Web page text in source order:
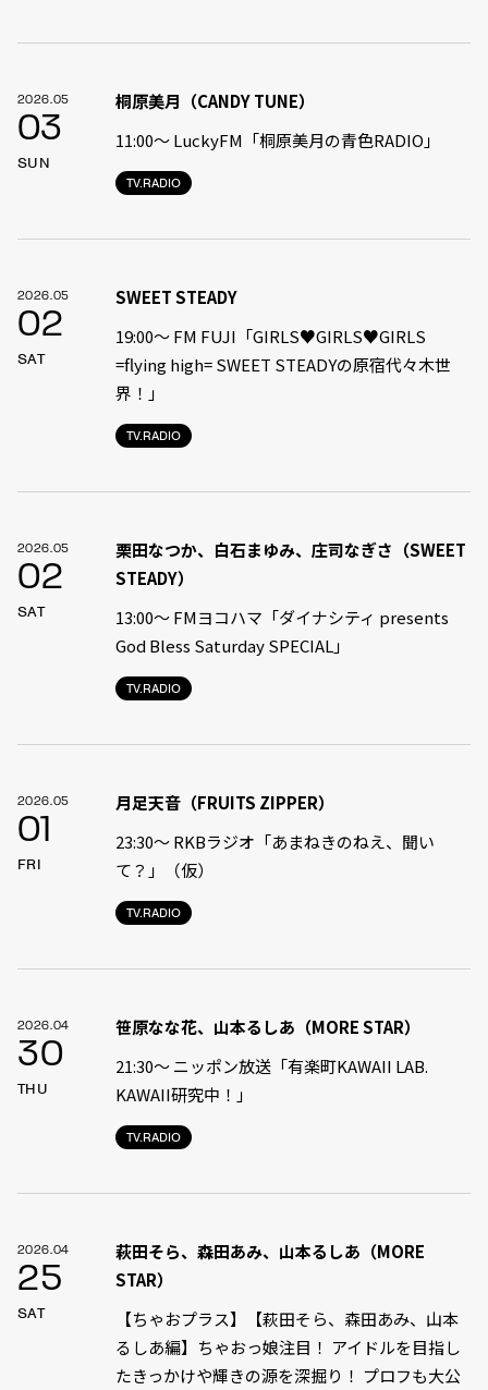
2026.05
03
SUN
TV.RADIO
桐原美月（CANDY TUNE）
11:00〜 LuckyFM「桐原美月の青色RADIO」
2026.05
02
SAT
TV.RADIO
SWEET STEADY
19:00〜 FM FUJI「GIRLS♥GIRLS♥GIRLS
=flying high= SWEET STEADYの原宿代々木世
界！」
2026.05
02
SAT
TV.RADIO
栗田なつか、白石まゆみ、庄司なぎさ（SWEET
STEADY）
13:00〜 FMヨコハマ「ダイナシティ presents
God Bless Saturday SPECIAL」
2026.05
01
FRI
TV.RADIO
月足天音（FRUITS ZIPPER）
23:30〜 RKBラジオ「あまねきのねえ、聞い
て？」（仮）
2026.04
30
THU
TV.RADIO
笹原なな花、山本るしあ（MORE STAR）
21:30〜 ニッポン放送「有楽町KAWAII LAB.
KAWAII研究中！」
2026.04
25
SAT
萩田そら、森田あみ、山本るしあ（MORE
STAR）
【ちゃおプラス】【萩田そら、森田あみ、山本
るしあ編】ちゃおっ娘注目！ アイドルを目指し
たきっかけや輝きの源を深掘り！ プロフも大公